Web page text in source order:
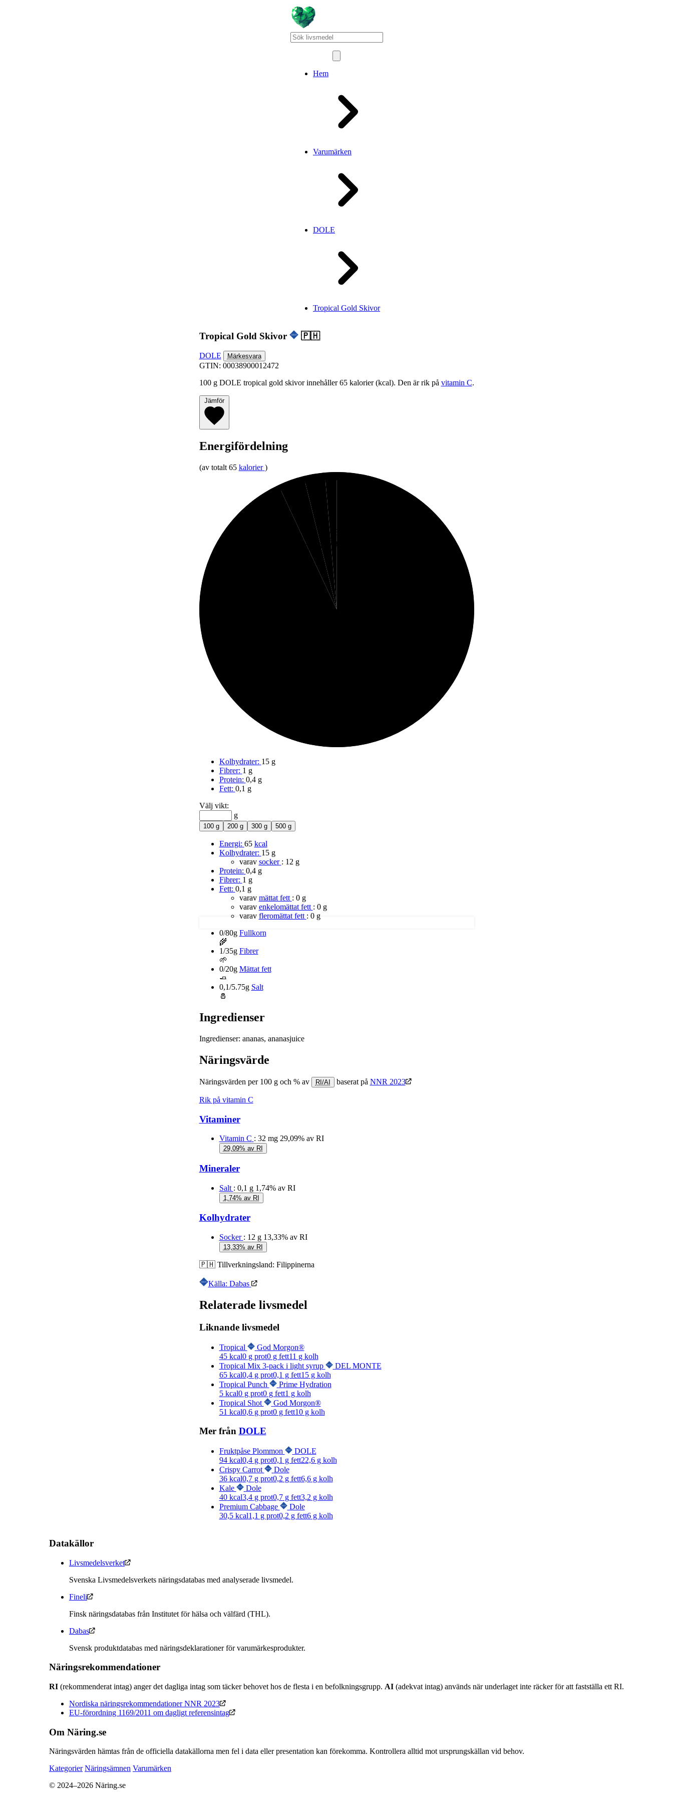
Hem
Varumärken
DOLE
Tropical Gold Skivor
Tropical Gold Skivor 🇵🇭
DOLE Märkesvara
GTIN: 00038900012472
100 g DOLE tropical gold skivor innehåller 65 kalorier (kcal). Den är rik på vitamin C.
Jämför
Energifördelning
(av totalt 65 kalorier )
3%
Fibrer
2%
Protein
1%
Fett
Kolhydrater: 15 g
Fibrer: 1 g
Protein: 0,4 g
Fett: 0,1 g
Välj vikt:
g
100 g 200 g 300 g 500 g
Energi: 65 kcal
Kolhydrater: 15 g
varav socker : 12 g
Protein: 0,4 g
Fibrer: 1 g
Fett: 0,1 g
varav mättat fett : 0 g
varav enkelomättat fett : 0 g
varav fleromättat fett : 0 g
0/80g Fullkorn
🌾
1/35g Fibrer
🌱
0/20g Mättat fett
🧈
0,1/5.75g Salt
🧂
Ingredienser
Ingredienser: ananas, ananasjuice
Näringsvärde
Näringsvärden per 100 g och % av RI/AI baserat på NNR 2023
Rik på vitamin C
Vitaminer
Vitamin C : 32 mg 29,09% av RI
29,09% av RI
Mineraler
Salt : 0,1 g 1,74% av RI
1,74% av RI
Kolhydrater
Socker : 12 g 13,33% av RI
13,33% av RI
🇵🇭 Tillverkningsland: Filippinerna
Källa: Dabas
Relaterade livsmedel
Liknande livsmedel
Tropical
God Morgon®
45kcal0g prot0g fett11 g kolh
Tropical Mix 3-pack i light syrup
DEL MONTE
65kcal0,4g prot0,1 g fett15g kolh
Tropical Punch
Prime Hydration
5kcal0g prot0g fett1 g kolh
Tropical Shot
God Morgon®
51 kcal0,6g prot0g fett10g kolh
Mer från DOLE
Fruktpåse Plommon
DOLE
94kcal0,4g prot0,1 g fett22,6g kolh
Crispy Carrot
Dole
36kcal0,7g prot0,2 g fett6,6g kolh
Kale
Dole
40kcal3,4g prot0,7g fett3,2 g kolh
Premium Cabbage
Dole
30,5kcal1,1 g prot0,2 g fett6g kolh
Datakällor
Livsmedelsverket
Svenska Livsmedelsverkets näringsdatabas med analyserade livsmedel.
Fineli
Finsk näringsdatabas från Institutet för hälsa och välfärd (THL).
Dabas
Svensk produktdatabas med näringsdeklarationer för varumärkesprodukter.
Näringsrekommendationer
RI (rekommenderat intag) anger det dagliga intag som täcker behovet hos de flesta i en befolkningsgrupp. AI (adekvat intag) används när underlaget inte räcker för att fastställa ett RI.
Nordiska näringsrekommendationer NNR 2023
EU-förordning 1169/2011 om dagligt referensintag
Om Näring.se
Näringsvärden hämtas från de officiella datakällorna men fel i data eller presentation kan förekomma. Kontrollera alltid mot ursprungskällan vid behov.
Kategorier Näringsämnen Varumärken
© 2024–2026 Näring.se